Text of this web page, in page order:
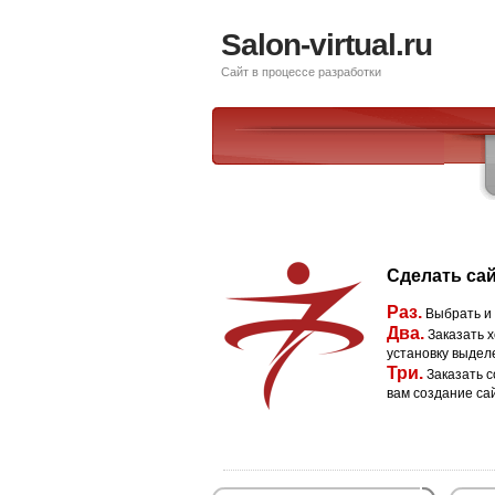
Salon-virtual.ru
Сайт в процессе разработки
Сделать
Раз. Выбрать и
Два. Заказать
установку
Три. Заказать
вам создание